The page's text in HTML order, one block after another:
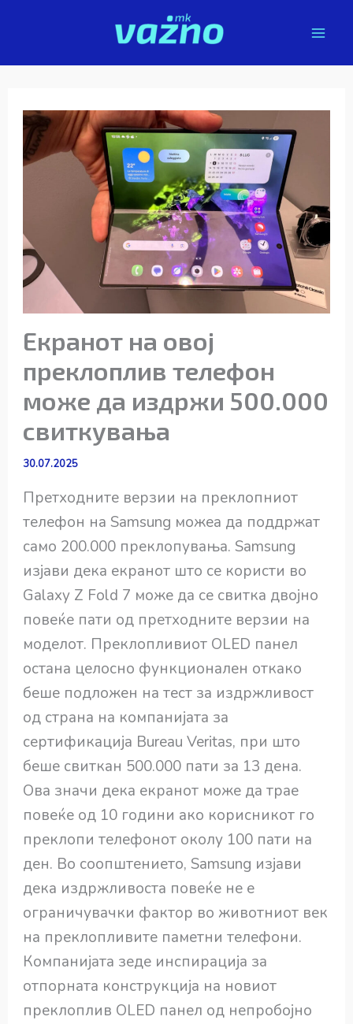
Екранот на овој
преклоплив телефон
може да издржи 500.000
свиткувања
30.07.2025
Претходните верзии на преклопниот
телефон на Samsung можеа да поддржат
само 200.000 преклопувања. Samsung
изјави дека екранот што се користи во
Galaxy Z Fold 7 може да се свитка двојно
повеќе пати од претходните верзии на
моделот. Преклопливиот OLED панел
остана целосно функционален откако
беше подложен на тест за издржливост
од страна на компанијата за
сертификација Bureau Veritas, при што
беше свиткан 500.000 пати за 13 дена.
Ова значи дека екранот може да трае
повеќе од 10 години ако корисникот го
преклопи телефонот околу 100 пати на
ден. Во соопштението, Samsung изјави
дека издржливоста повеќе не е
ограничувачки фактор во животниот век
на преклопливите паметни телефони.
Компанијата зеде инспирација за
отпорната конструкција на новиот
преклоплив OLED панел од непробојно